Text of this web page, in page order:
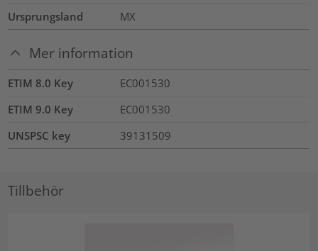
Ursprungsland
MX
Mer information
ETIM 8.0 Key
EC001530
ETIM 9.0 Key
EC001530
UNSPSC key
39131509
Tillbehör